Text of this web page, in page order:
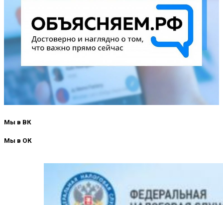
Мы в ВК
Мы в ОК